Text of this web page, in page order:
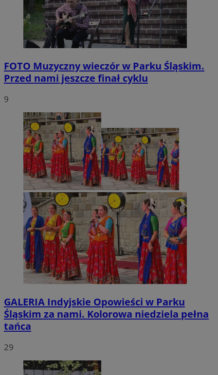
FOTO Muzyczny wieczór w Parku Śląskim.
Przed nami jeszcze finał cyklu
9
GALERIA Indyjskie Opowieści w Parku
Śląskim za nami. Kolorowa niedziela pełna
tańca
29